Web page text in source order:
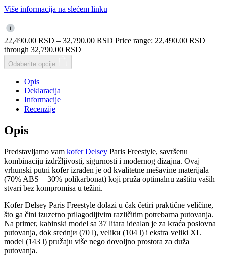
Više informacija na slećem linku
22,490.00 RSD – 32,790.00 RSD Price range: 22,490.00 RSD
through 32,790.00 RSD
Odaberite opcije
Opis
Deklaracija
Informacije
Recenzije
Opis
Predstavljamo vam kofer Delsey Paris Freestyle, savršenu
kombinaciju izdržljivosti, sigurnosti i modernog dizajna. Ovaj
vrhunski putni kofer izrađen je od kvalitetne mešavine materijala
(70% ABS + 30% polikarbonat) koji pruža optimalnu zaštitu vaših
stvari bez kompromisa u težini.
Kofer Delsey Paris Freestyle dolazi u čak četiri praktične veličine,
što ga čini izuzetno prilagodljivim različitim potrebama putovanja.
Na primer, kabinski model sa 37 litara idealan je za kraća poslovna
putovanja, dok srednjи (70 l), velikи (104 l) i ekstra veliki XL
model (143 l) pružaju više nego dovoljno prostora za duža
putovanja.